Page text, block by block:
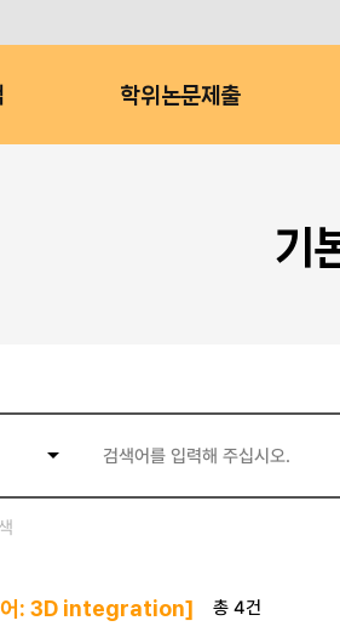
학위논문제출
기
어: 3D integration] 총 4건